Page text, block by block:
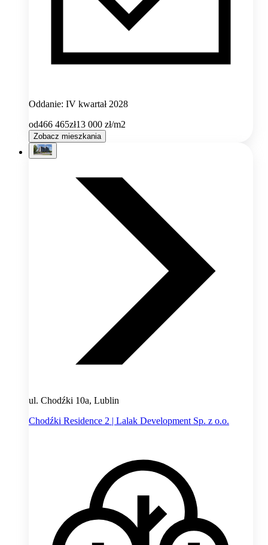
Oddanie: IV kwartał 2028
od466 465zł13 000 zł/m2
Zobacz mieszkania
ul. Chodźki 10a, Lublin
Chodźki Residence 2 | Lalak Development Sp. z o.o.